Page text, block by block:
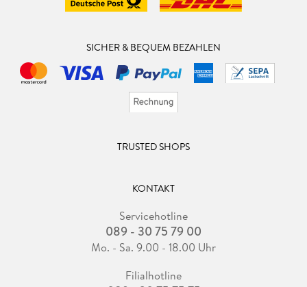
SICHER & BEQUEM BEZAHLEN
TRUSTED SHOPS
KONTAKT
Servicehotline
089 - 30 75 79 00
Mo. - Sa. 9.00 - 18.00 Uhr
Filialhotline